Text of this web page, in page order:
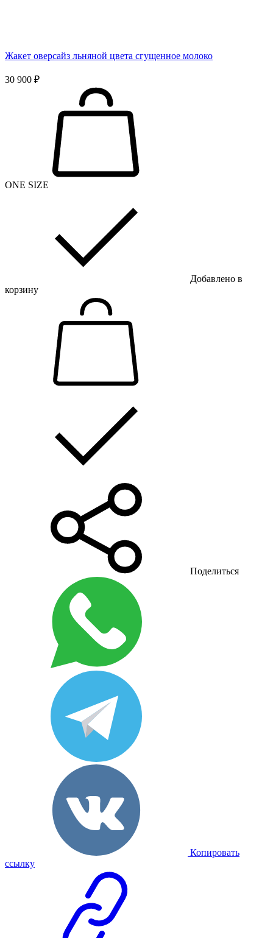
Жакет оверсайз льняной цвета сгущенное молоко
30 900 ₽
ONE SIZE
Добавлено в
корзину
Поделиться
Копировать
ссылку